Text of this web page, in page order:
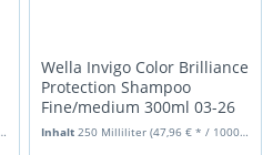
Wella Invigo Color Brilliance
Protection Shampoo
Fine/medium 300ml 03-26
Inhalt250 Milliliter(47,96 € * / 1000 Milliliter)